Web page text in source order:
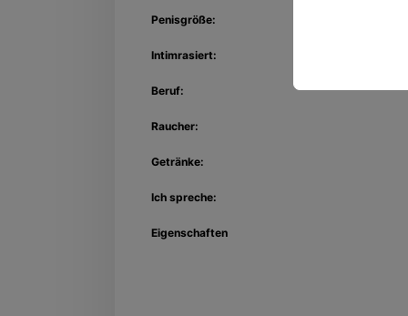
Penisgröße:
Intimrasiert:
Beruf:
Raucher:
Getränke:
Ich spreche:
Eigenschaften